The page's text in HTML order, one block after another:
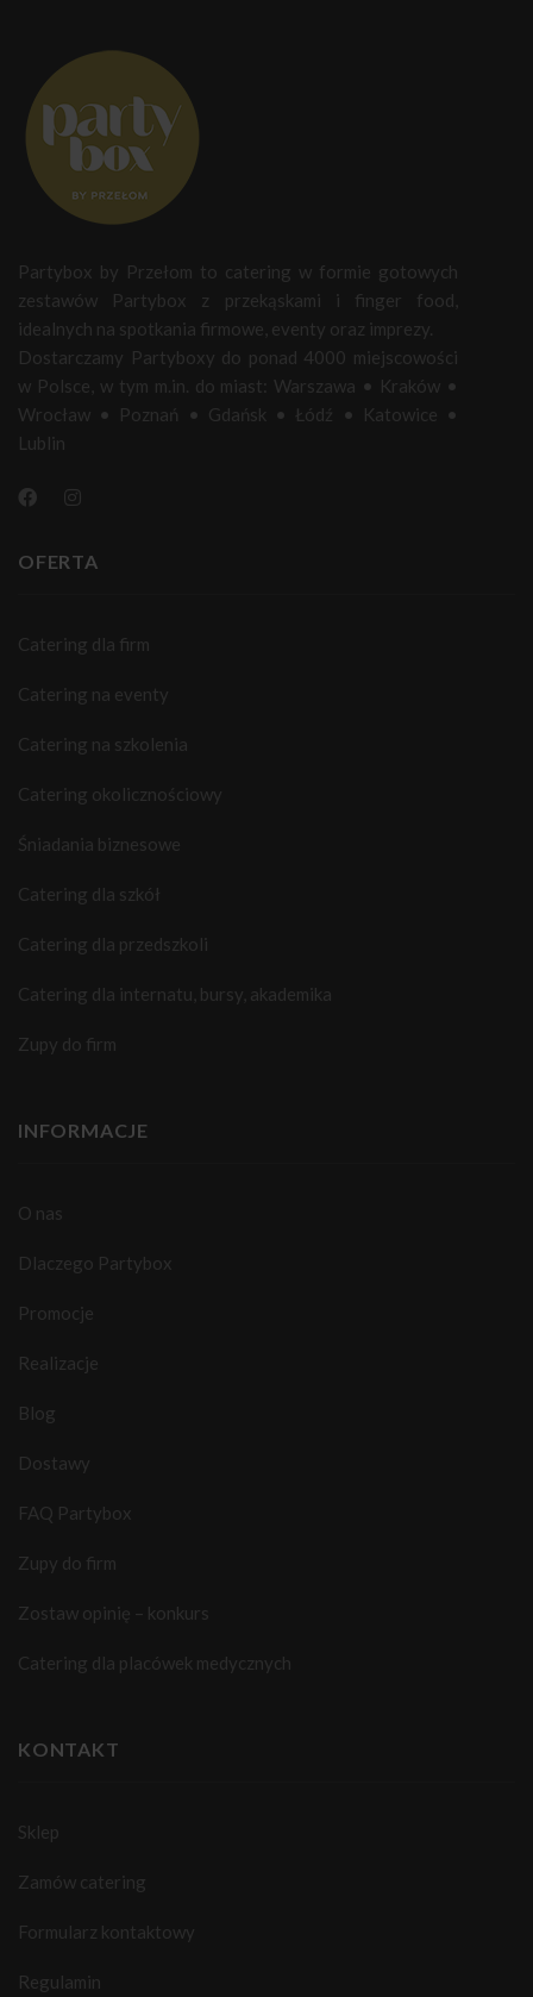
Partybox by Przełom to catering w formie gotowych
zestawów Partybox z przekąskami i finger food,
idealnych na spotkania firmowe, eventy oraz imprezy.
Dostarczamy Partyboxy do ponad 4000 miejscowości
w Polsce, w tym m.in. do miast: Warszawa • Kraków •
Wrocław • Poznań • Gdańsk • Łódź • Katowice •
Lublin
OFERTA
Catering dla firm
Catering na eventy
Catering na szkolenia
Catering okolicznościowy
Śniadania biznesowe
Catering dla szkół
Catering dla przedszkoli
Catering dla internatu, bursy, akademika
Zupy do firm
INFORMACJE
O nas
Dlaczego Partybox
Promocje
Realizacje
Blog
Dostawy
FAQ Partybox
Zupy do firm
Zostaw opinię – konkurs
Catering dla placówek medycznych
KONTAKT
Sklep
Zamów catering
Formularz kontaktowy
Regulamin